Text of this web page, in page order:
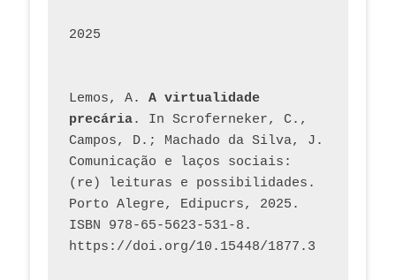
2025
Lemos, A. A virtualidade
precária. In Scroferneker, C.,
Campos, D.; Machado da Silva, J.
Comunicação e laços sociais:
(re) leituras e possibilidades.
Porto Alegre, Edipucrs, 2025.
ISBN 978-65-5623-531-8.
https://doi.org/10.15448/1877.3